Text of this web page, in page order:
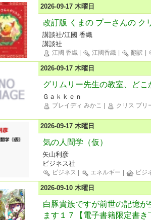
2026-09-17 木曜日
改訂版 くまの プーさんの ク
講談社/江國 香織
講談社
江國 香織 江國香織 翻訳
2026-09-17 木曜日
グリムリー先生の教室、どこ
Ｇａｋｋｅｎ
ブレイディ みかこ クリス プリ
2026-09-17 木曜日
気の人間学（仮）
矢山利彦
ビジネス社
ビジネス エネルギー ビジ
2026-09-10 木曜日
白豚貴族ですが前世の記憶
ます１７【電子書籍限定書